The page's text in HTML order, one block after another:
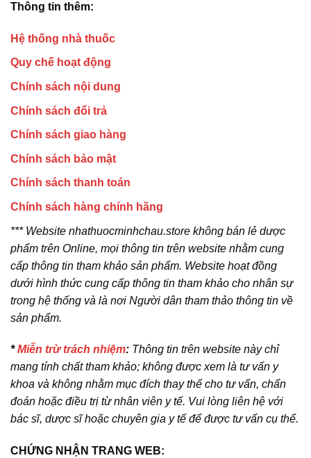
Thông tin thêm:
Hệ thống nhà thuốc
Quy chế hoạt động
Chính sách nội dung
Chính sách đổi trả
Chính sách giao hàng
Chính sách bảo mật
Chính sách thanh toán
Chính sách hàng chính hãng
*** Website nhathuocminhchau.store không bán lẻ dược
phẩm trên Online, mọi thông tin trên website nhằm cung
cấp thông tin tham khảo sản phẩm. Website hoạt đồng
dưới hình thức cung cấp thông tin tham khảo cho nhân sự
trong hệ thống và là nơi Người dân tham thảo thông tin về
sản phẩm.
*Miễn trừ trách nhiệm: Thông tin trên website này chỉ
mang tính chất tham khảo; không được xem là tư vấn y
khoa và không nhằm mục đích thay thế cho tư vấn, chẩn
đoán hoặc điều trị từ nhân viên y tế. Vui lòng liên hệ với
bác sĩ, dược sĩ hoặc chuyên gia y tế để được tư vấn cụ thể.
CHỨNG NHẬN TRANG WEB: